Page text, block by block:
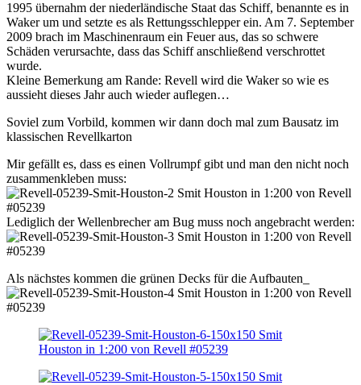
1995 übernahm der niederländische Staat das Schiff, benannte es in
Waker um und setzte es als Rettungsschlepper ein. Am 7. September
2009 brach im Maschinenraum ein Feuer aus, das so schwere
Schäden verursachte, dass das Schiff anschließend verschrottet
wurde.
Kleine Bemerkung am Rande: Revell wird die Waker so wie es
aussieht dieses Jahr auch wieder auflegen…
Soviel zum Vorbild, kommen wir dann doch mal zum Bausatz im
klassischen Revellkarton
Mir gefällt es, dass es einen Vollrumpf gibt und man den nicht noch
zusammenkleben muss:
Lediglich der Wellenbrecher am Bug muss noch angebracht werden:
Als nächstes kommen die grünen Decks für die Aufbauten_